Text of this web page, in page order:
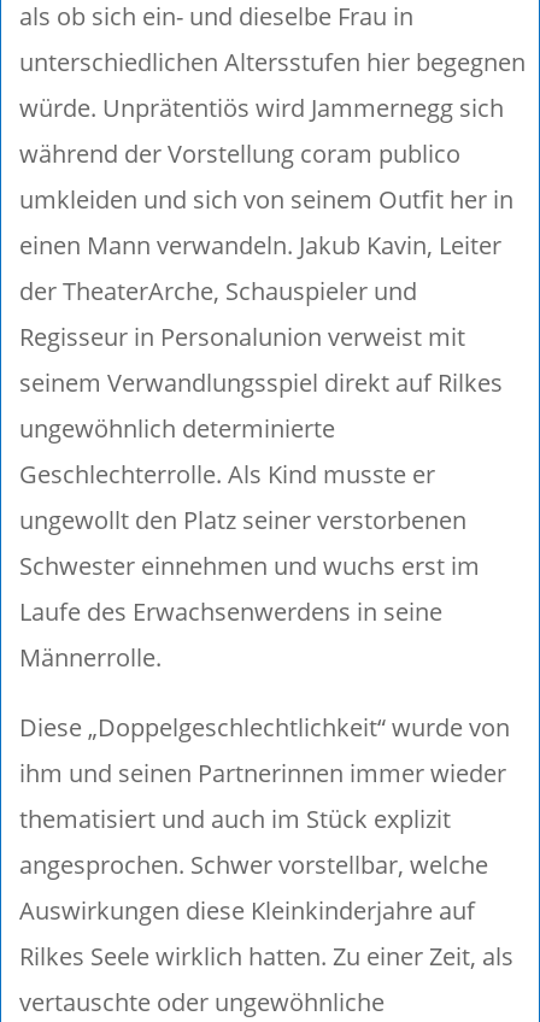
als ob sich ein- und dieselbe Frau in
unterschiedlichen Altersstufen hier begegnen
würde. Unprätentiös wird Jammernegg sich
während der Vorstellung coram publico
umkleiden und sich von seinem Outfit her in
einen Mann verwandeln. Jakub Kavin, Leiter
der TheaterArche, Schauspieler und
Regisseur in Personalunion verweist mit
seinem Verwandlungsspiel direkt auf Rilkes
ungewöhnlich determinierte
Geschlechterrolle. Als Kind musste er
ungewollt den Platz seiner verstorbenen
Schwester einnehmen und wuchs erst im
Laufe des Erwachsenwerdens in seine
Männerrolle.
Diese „Doppelgeschlechtlichkeit“ wurde von
ihm und seinen Partnerinnen immer wieder
thematisiert und auch im Stück explizit
angesprochen. Schwer vorstellbar, welche
Auswirkungen diese Kleinkinderjahre auf
Rilkes Seele wirklich hatten. Zu einer Zeit, als
vertauschte oder ungewöhnliche